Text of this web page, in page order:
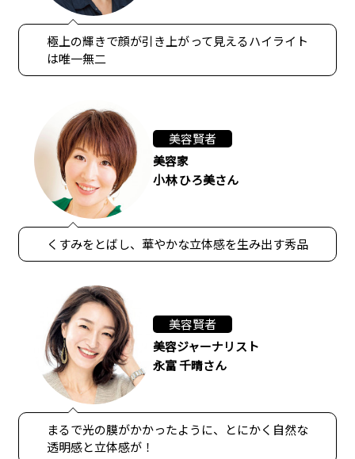
極上の輝きで顔が引き上がって見えるハイライト
は唯一無二
美容賢者
美容家
小林 ひろ美さん
くすみをとばし、華やかな立体感を生み出す秀品
美容賢者
美容ジャーナリスト
永富 千晴さん
まるで光の膜がかかったように、とにかく自然な
透明感と立体感が！